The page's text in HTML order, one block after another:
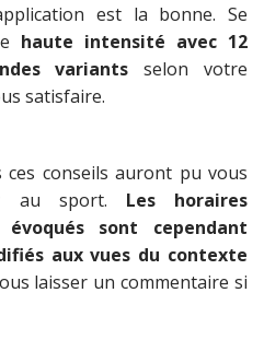
est la bonne. Se
haute intensité avec 12
variants selon votre
satisfaire.
conseils auront pu vous
au sport. Les horaires
sont cependant
aux vues du contexte
laisser un commentaire si